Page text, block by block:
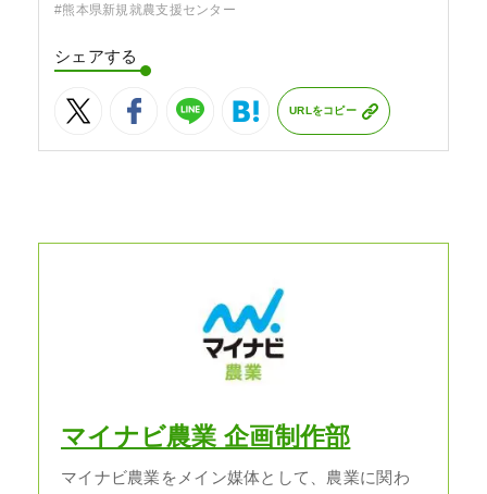
#熊本県新規就農支援センター
シェアする
URLをコピー
マイナビ農業 企画制作部
マイナビ農業をメイン媒体として、農業に関わ